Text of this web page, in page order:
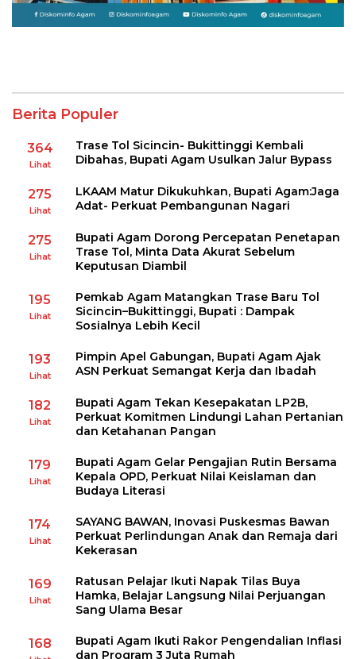
Berita Populer
364
Lihat
Trase Tol Sicincin- Bukittinggi Kembali
Dibahas, Bupati Agam Usulkan Jalur Bypass
275
Lihat
LKAAM Matur Dikukuhkan, Bupati Agam:Jaga
Adat- Perkuat Pembangunan Nagari
275
Lihat
Bupati Agam Dorong Percepatan Penetapan
Trase Tol, Minta Data Akurat Sebelum
Keputusan Diambil
195
Lihat
Pemkab Agam Matangkan Trase Baru Tol
Sicincin–Bukittinggi, Bupati : Dampak
Sosialnya Lebih Kecil
193
Lihat
Pimpin Apel Gabungan, Bupati Agam Ajak
ASN Perkuat Semangat Kerja dan Ibadah
182
Lihat
Bupati Agam Tekan Kesepakatan LP2B,
Perkuat Komitmen Lindungi Lahan Pertanian
dan Ketahanan Pangan
179
Lihat
Bupati Agam Gelar Pengajian Rutin Bersama
Kepala OPD, Perkuat Nilai Keislaman dan
Budaya Literasi
174
Lihat
SAYANG BAWAN, Inovasi Puskesmas Bawan
Perkuat Perlindungan Anak dan Remaja dari
Kekerasan
169
Lihat
Ratusan Pelajar Ikuti Napak Tilas Buya
Hamka, Belajar Langsung Nilai Perjuangan
Sang Ulama Besar
168
Bupati Agam Ikuti Rakor Pengendalian Inflasi
dan Program 3 Juta Rumah